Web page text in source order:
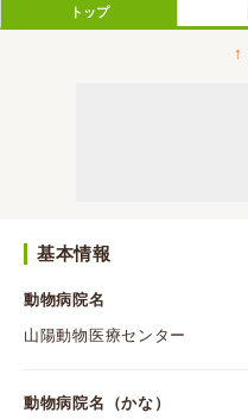
トップ
↑
基本情報
動物病院名
山陽動物医療センター
動物病院名（かな）